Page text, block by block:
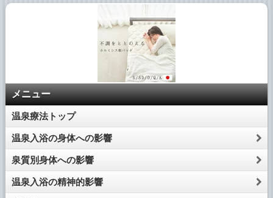
メニュー
温泉療法トップ
温泉入浴の身体への影響
泉質別身体への影響
温泉入浴の精神的影響